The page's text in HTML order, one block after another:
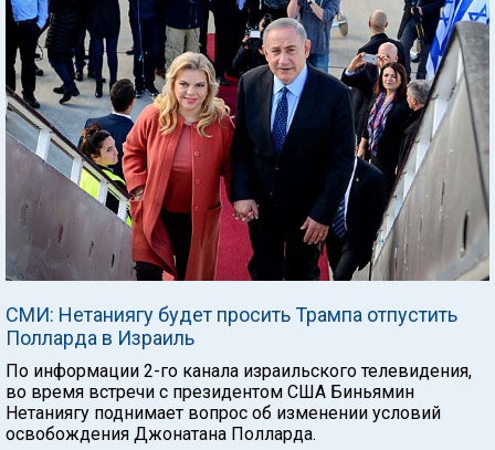
СМИ: Нетаниягу будет просить Трампа отпустить
Полларда в Израиль
По информации 2-го канала израильского телевидения,
во время встречи с президентом США Биньямин
Нетаниягу поднимает вопрос об изменении условий
освобождения Джонатана Полларда.